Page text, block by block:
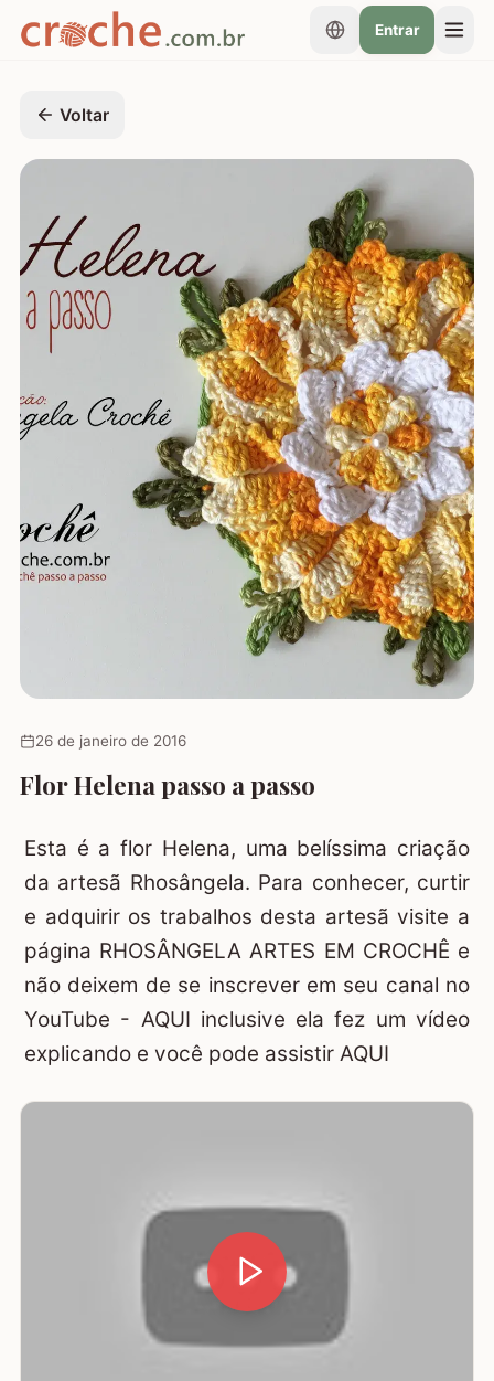
Entrar
Voltar
26 de janeiro de 2016
Flor Helena passo a passo
Esta é a flor Helena, uma belíssima criação
da artesã Rhosângela. Para conhecer, curtir
e adquirir os trabalhos desta artesã visite a
página RHOSÂNGELA ARTES EM CROCHÊ e
não deixem de se inscrever em seu canal no
YouTube - AQUI inclusive ela fez um vídeo
explicando e você pode assistir AQUI